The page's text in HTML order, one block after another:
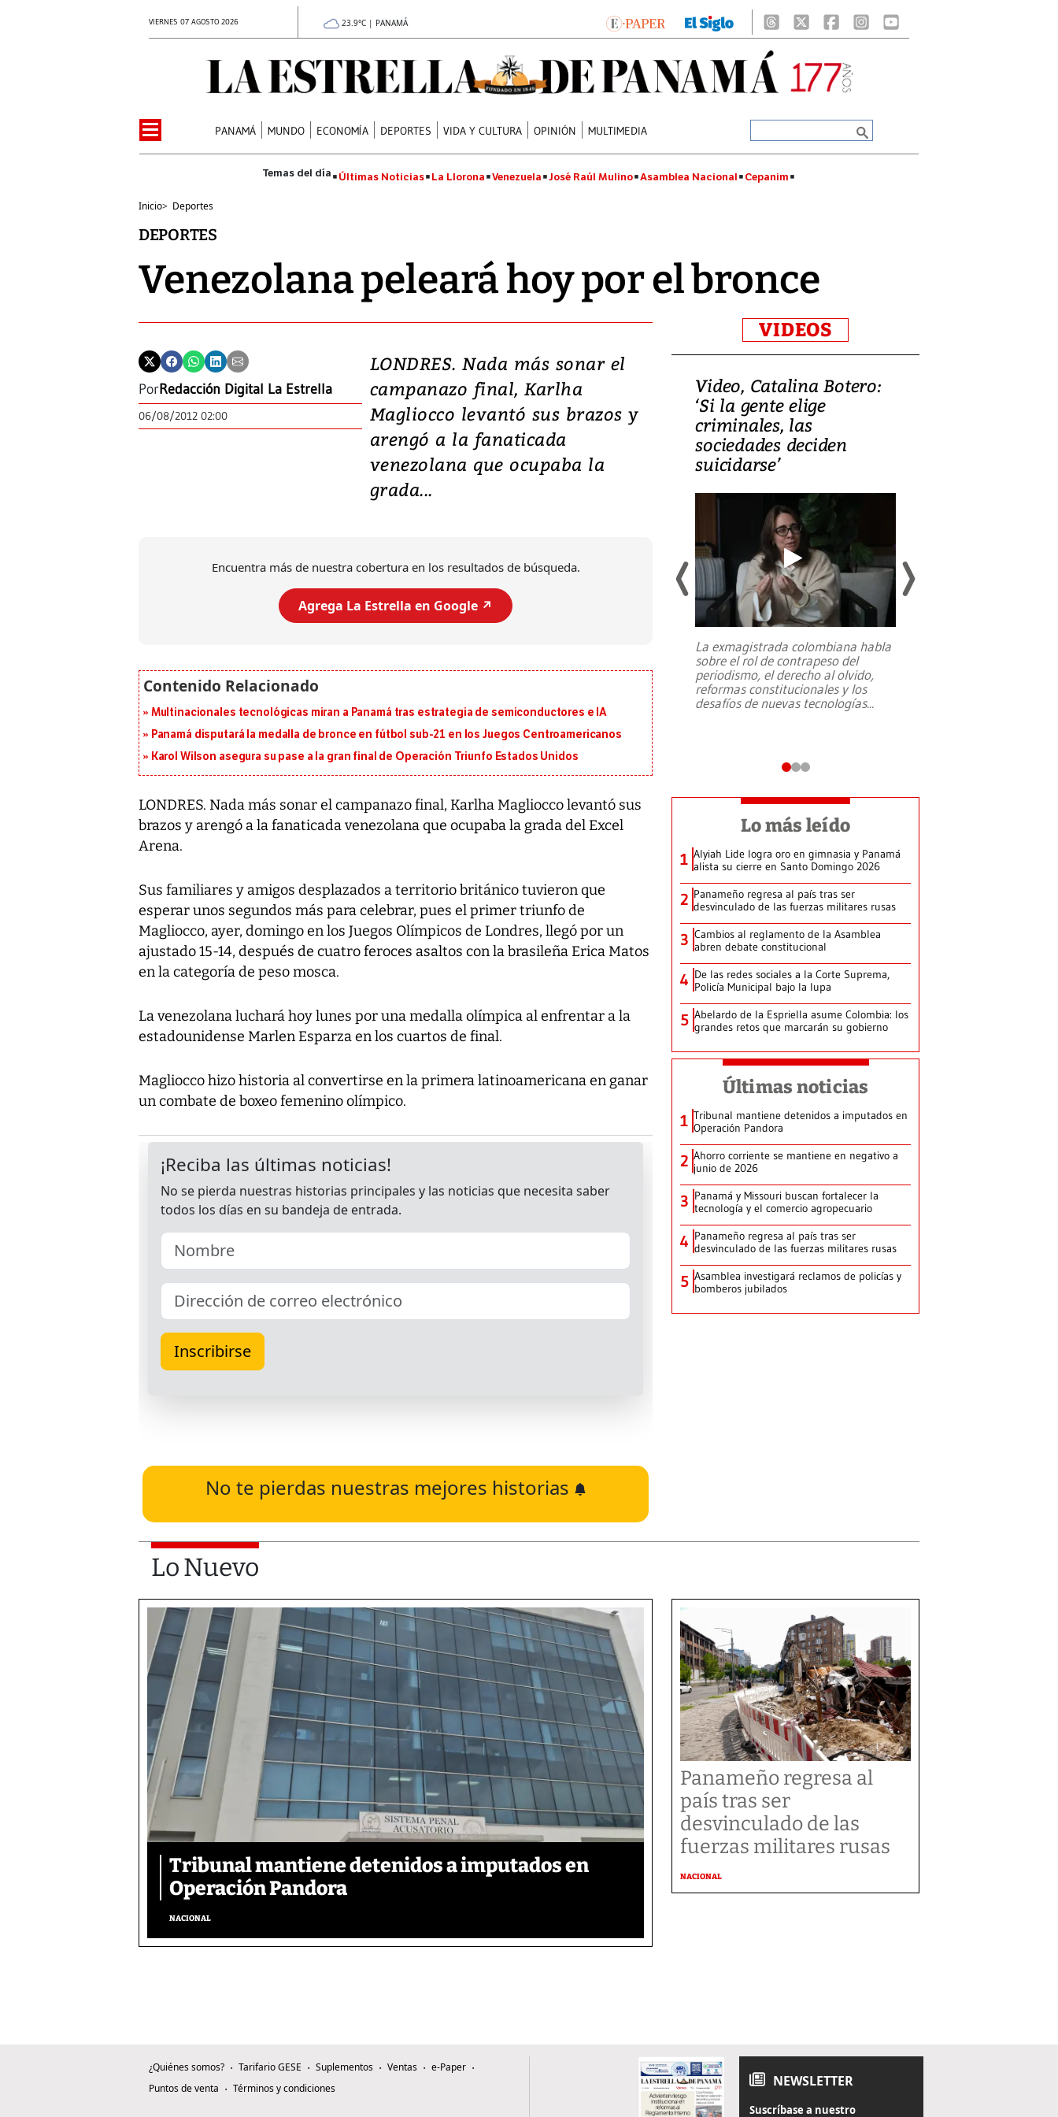
VIERNES 07 AGOSTO 2026 23.9°C | PANAMÁ
PANAMÁ MUNDO ECONOMÍA DEPORTES VIDA Y CULTURA OPINIÓN MULTIMEDIA
Últimas Noticias La Llorona Venezuela José Raúl Mulino Asamblea Nacional Cepanim
Inicio> Deportes
DEPORTES
Venezolana peleará hoy por el bronce
PorRedacción Digital La Estrella
06/08/2012 02:00
LONDRES. Nada más sonar el
campanazo final, Karlha
Magliocco levantó sus brazos y
arengó a la fanaticada
venezolana que ocupaba la
grada...
Encuentra más de nuestra cobertura en los resultados de búsqueda.
Agrega La Estrella en Google ↗️
Multinacionales tecnológicas miran a Panamá tras estrategia de semiconductores e IA
Panamá disputará la medalla de bronce en fútbol sub-21 en los Juegos Centroamericanos
Karol Wilson asegura su pase a la gran final de Operación Triunfo Estados Unidos
LONDRES. Nada más sonar el campanazo final, Karlha Magliocco levantó sus
brazos y arengó a la fanaticada venezolana que ocupaba la grada del Excel
Arena.
Sus familiares y amigos desplazados a territorio británico tuvieron que
esperar unos segundos más para celebrar, pues el primer triunfo de
Magliocco, ayer, domingo en los Juegos Olímpicos de Londres, llegó por un
ajustado 15-14, después de cuatro feroces asaltos con la brasileña Erica Matos
en la categoría de peso mosca.
La venezolana luchará hoy lunes por una medalla olímpica al enfrentar a la
estadounidense Marlen Esparza en los cuartos de final.
Magliocco hizo historia al convertirse en la primera latinoamericana en ganar
un combate de boxeo femenino olímpico.
No te pierdas nuestras mejores historias
VIDEOS
Video, Japón: Terremoto
deja heridos y graves
daños en Kumamoto
Un fuerte terremoto de magnitud
7,1 se registró este martes 28 de
Video, Catalina Botero:
‘Si la gente elige
criminales, las
sociedades deciden
suicidarse’
La exmagistrada colombiana habla
sobre el rol de contrapeso del
periodismo, el derecho al olvido,
reformas constitucionales y los
desafíos de nuevas tecnologías...
Lo más leído
1 Alyiah Lide logra oro en gimnasia y Panamá
alista su cierre en Santo Domingo 2026
2 Panameño regresa al país tras ser
desvinculado de las fuerzas militares rusas
3 Cambios al reglamento de la Asamblea
abren debate constitucional
4 De las redes sociales a la Corte Suprema,
Policía Municipal bajo la lupa
5 Abelardo de la Espriella asume Colombia: los
grandes retos que marcarán su gobierno
Últimas noticias
1 Tribunal mantiene detenidos a imputados en
Operación Pandora
2 Ahorro corriente se mantiene en negativo a
junio de 2026
3 Panamá y Missouri buscan fortalecer la
tecnología y el comercio agropecuario
4 Panameño regresa al país tras ser
desvinculado de las fuerzas militares rusas
5 Asamblea investigará reclamos de policías y
bomberos jubilados
Lo Nuevo
Tribunal mantiene detenidos a imputados en
Operación Pandora
NACIONAL
Panameño regresa al
país tras ser
desvinculado de las
fuerzas militares rusas
NACIONAL
¿Quiénes somos? Tarifario GESE Suplementos Ventas
e-Paper
Puntos de venta
Términos y condiciones NEWSLETTER
Suscríbase a nuestro